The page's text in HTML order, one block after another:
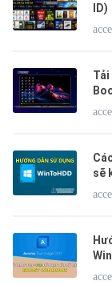
sẽ